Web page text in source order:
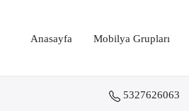
Anasayfa Mobilya Grupları
5327626063